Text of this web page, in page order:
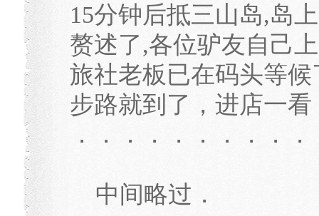
15分钟后抵三山岛,岛
赘述了,各位驴友自己
旅社老板已在码头等
步路就到了，进店一
．．．．．．．．．
中间略过．